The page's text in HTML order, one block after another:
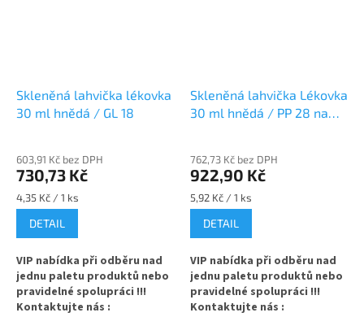
Skleněná lahvička lékovka
30 ml hnědá / GL 18
603,91 Kč bez DPH
730,73 Kč
Měrná
cena:
4,35 Kč / 1 ks
DETAIL
VIP nabídka při odběru nad
jednu paletu produktů nebo
pravidelné spolupráci !!!
Kontaktujte nás :
Skleněná lahvička Lékovka
30 ml hnědá / PP 28 na
762,73 Kč bez DPH
922,90 Kč
Měrná
cena:
5,92 Kč / 1 ks
DETAIL
VIP nabídka při odběru nad
jednu paletu produktů nebo
pravidelné spolupráci !!!
Kontaktujte nás :